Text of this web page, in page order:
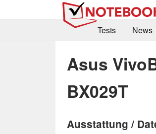
Tests
News
Asus
BX029T
Ausstattung /